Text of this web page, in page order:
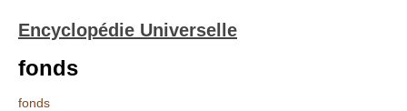
Encyclopédie Universelle
fonds
fonds